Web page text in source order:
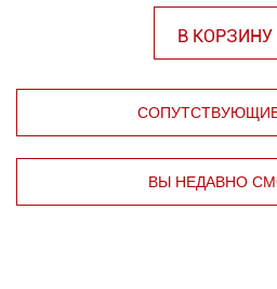
В КОРЗИНУ
ВЫ НЕДАВНО